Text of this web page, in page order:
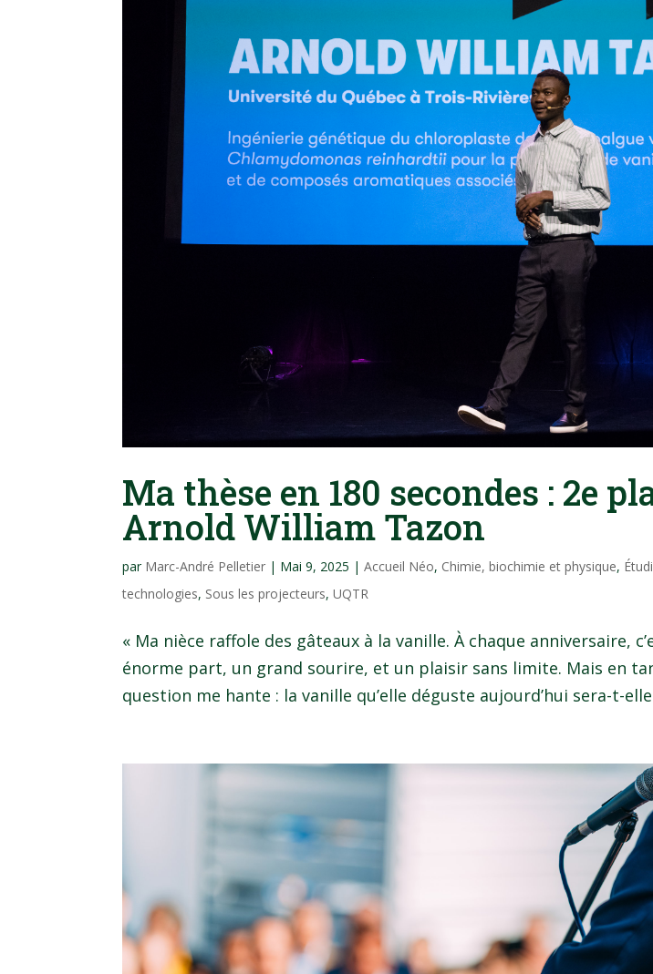
Ma thèse en 180 secondes : 2e
Arnold William Tazon
par Marc-André Pelletier | Mai 9, 2025 |Accueil Néo, Chimie, biochimie et physique,
technologies, Sous les projecteurs,UQTR
« Ma nièce raffole des gâteaux à la vanille. À chaque anniversaire,
énorme part, un grand sourire, et un plaisir sans limite. Mais en
question me hante : la vanille qu’elle déguste aujourd’hui sera-t-